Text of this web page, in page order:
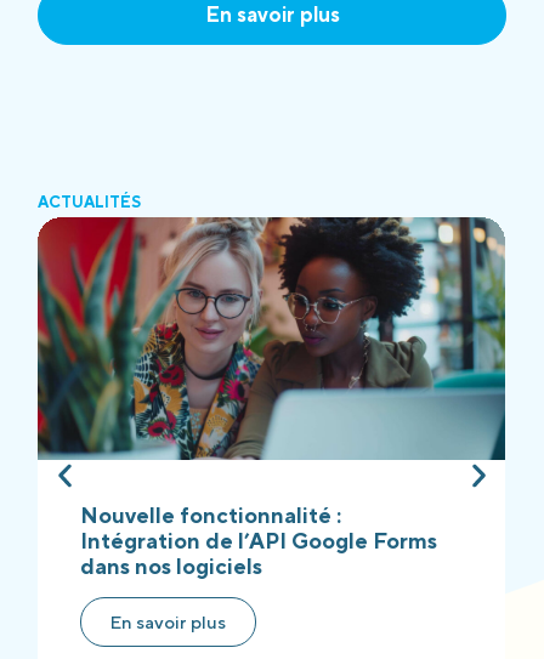
En savoir plus
ACTUALITÉS
Nouvelle fonctionnalité :
Intégration de l’API Google Forms
dans nos logiciels
En savoir plus